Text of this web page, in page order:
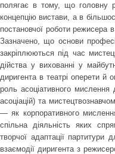
полягає в тому, що головну
концепцію вистави, а в
постановчої роботи режисера
Зазначено, що основи
закріплюються під час
дійства у вихованні у
диригента в театрі оперети й
роль асоціативного
асоціацій) та
— як корпоративного
спільна діяльність яких
творчої адаптації партитури
взаємодії диригента з